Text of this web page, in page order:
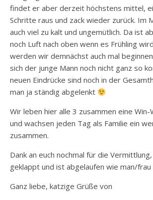
findet er aber derzeit höchstens mittel,
Schritte raus und zack wieder zurück. Im
auch viel zu kalt und ungemütlich. Da ist
noch Luft nach oben wenn es Frühling
werden wir demnächst auch mal
sich der junge Mann noch nicht ganz so
neuen Eindrücke sind noch in der
man ja ständig abgelenkt
Wir leben hier alle 3 zusammen eine Win-
und wachsen jeden Tag als Familie ein
zusammen.
Dank an euch nochmal für die
geklappt und ist abgelaufen wie man/
Ganz liebe, katzige Grüße von